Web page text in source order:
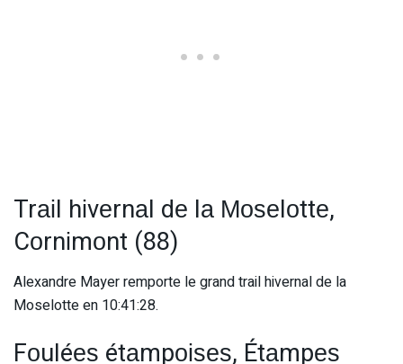
Trаіl hіvеrnаl dе lа Моѕеlоttе,
Cоrnіmоnt (88)
Alexandre Mayer remporte le grand trail hivernal de la
Moselotte en 10:41:28.
Fоuléеѕ étаmpоіѕеѕ, Étаmpеѕ